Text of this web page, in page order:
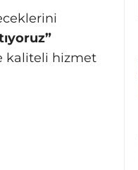
kaliteli hizmet